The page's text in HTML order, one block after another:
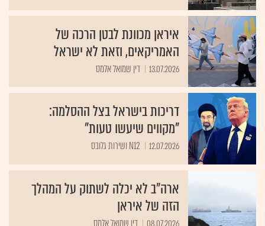
איראן מכוונת לבטן הרכה של
האמריקאים, וזאת לא ישראל
13.07.2026 דין שמואל אלמס
דריכות בישראל בצל ההסלמה:
"מקווים שיעשו טעות"
12.07.2026 N12 ושירות גלובס
ארה"ב לא יכלה לשתוק על המהלך
הזה של איראן